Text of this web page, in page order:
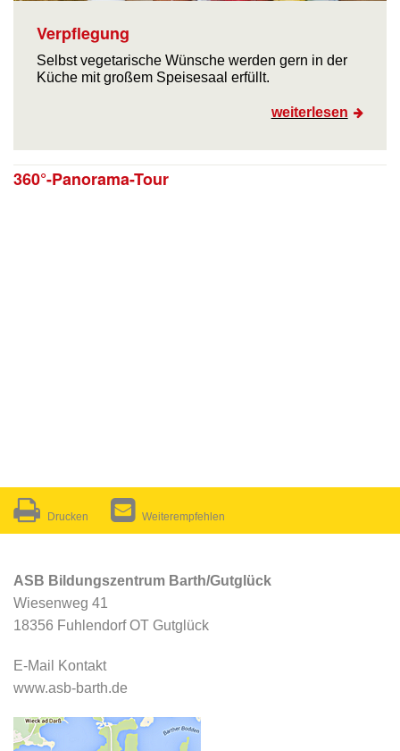
Verpflegung
Selbst vegetarische Wünsche werden gern in der
Küche mit großem Speisesaal erfüllt.
weiterlesen
360°-Panorama-Tour
Drucken Weiterempfehlen
ASB Bildungszentrum Barth/Gutglück
Wiesenweg 41
18356 Fuhlendorf OT Gutglück
E-Mail Kontakt
www.asb-barth.de